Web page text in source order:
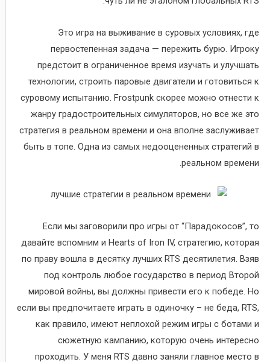
Это игра на выживание в суровых условиях, где
первостепенная задача — пережить бурю. Игроку
предстоит в ограниченное время изучать и улучшать
технологии, строить паровые двигатели и готовиться к
суровому испытанию. Frostpunk скорее можно отнести к
жанру градостроительных симуляторов, но все же это
стратегия в реальном времени и она вполне заслуживает
быть в топе. Одна из самых недооцененных стратегий в
реальном времени.
Если мы заговорили про игры от “Парадокосов”, то
давайте вспомним и Hearts of Iron IV, стратегию, которая
по праву вошла в десятку лучших RTS десятилетия. Взяв
под контроль любое государство в период Второй
мировой войны, вы должны привести его к победе. Но
если вы предпочитаете играть в одиночку – не беда, RTS,
как правило, имеют неплохой режим игры с ботами и
сюжетную кампанию, которую очень интересно
проходить. У меня RTS давно заняли главное место в